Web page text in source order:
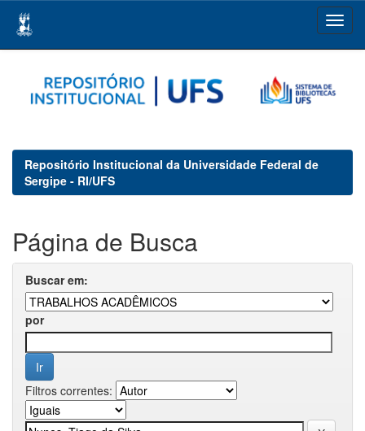
navigation
Repositório Institucional da Universidade Federal de
Sergipe - RI/UFS
Página de Busca
Buscar em:
por
Filtros correntes: